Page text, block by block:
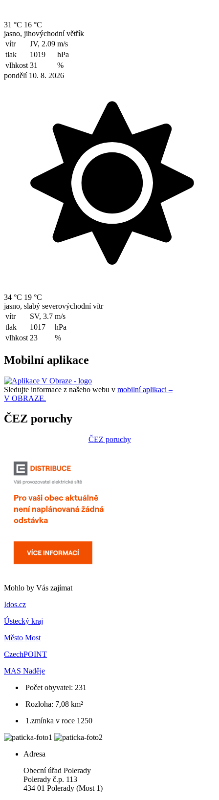
31 °C 16 °C
jasno, jihovýchodní větřík
vítr
JV, 2.09 m/s
tlak
1019
hPa
vlhkost 31
%
pondělí 10. 8. 2026
34 °C 19 °C
jasno, slabý severovýchodní vítr
vítr
SV, 3.7 m/s
tlak
1017
hPa
vlhkost 23 %
Mobilní aplikace
Sledujte informace z našeho webu v mobilní aplikaci –
V OBRAZE.
ČEZ poruchy
ČEZ poruchy
Mohlo by Vás zajímat
Idos.cz
Ústecký kraj
Město Most
CzechPOINT
MAS Naděje
Počet obyvatel: 231
Rozloha: 7,08 km²
1.zmínka v roce 1250
Adresa
Obecní úřad Polerady
Polerady č.p. 113
434 01 Polerady (Most 1)